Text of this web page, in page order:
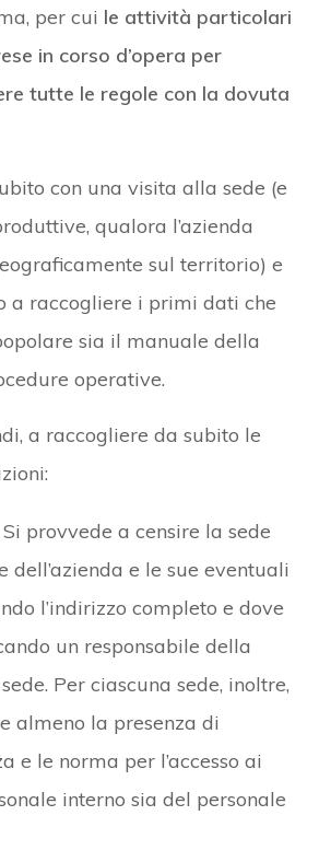
per cui le attività particolari
in corso d’opera per
tutte le regole con la dovuta
con una visita alla sede (e
qualora l’azienda
sul territorio) e
a raccogliere i primi dati che
sia il manuale della
operative.
a raccogliere da subito le
Si provvede a censire la sede
dell’azienda e le sue eventuali
l’indirizzo completo e dove
un responsabile della
Per ciascuna sede, inoltre,
almeno la presenza di
e le norma per l’accesso ai
interno sia del personale